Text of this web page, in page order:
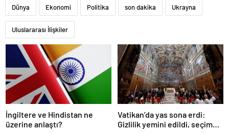
Dünya Ekonomi Politika son dakika Ukrayna
Uluslararası İlişkiler
İngiltere ve Hindistan ne
üzerine anlaştı?
Vatikan’da yas sona erdi:
Gizlilik yemini edildi, seçim